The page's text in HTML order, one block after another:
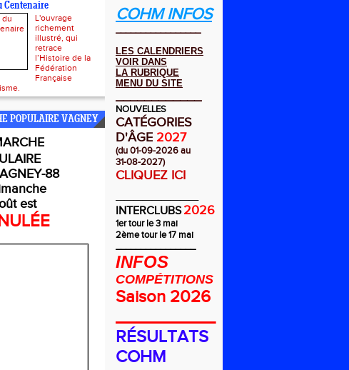
Centenaire
L'ouvrage
richement
illustré, qui
retrace
l’Histoire de la
Fédération
Française
POPULAIRE VAGNEY
88
est
COHM INFOS
_________________
LES CALENDRIERS
VOIR DANS
LA RUBRIQUE
MENU DU SITE
NOUVELLES
CATÉGORIES
D'ÂGE 2027
(du 01-09-2026 au
31-08-2027)
CLIQUEZ ICI
INTERCLUBS 2026
1er tour le 3 mai
2ème tour le 17 mai
________________
INFOS
COMPÉTITIONS
Saison 2026
__________
RÉSULTATS
COHM